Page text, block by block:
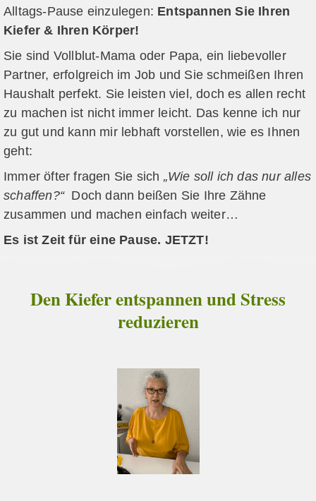
Alltags-Pause einzulegen: Entspannen Sie Ihren
Kiefer & Ihren Körper!
Sie sind Vollblut-Mama oder Papa, ein liebevoller
Partner, erfolgreich im Job und Sie schmeißen Ihren
Haushalt perfekt. Sie leisten viel, doch es allen recht
zu machen ist nicht immer leicht. Das kenne ich nur
zu gut und kann mir lebhaft vorstellen, wie es Ihnen
geht:
Immer öfter fragen Sie sich „Wie soll ich das nur alles
schaffen?“Doch dann beißen Sie Ihre Zähne
zusammen und machen einfach weiter…
Es ist Zeit für eine Pause. JETZT!
Den Kiefer entspannen und Stress
reduzieren